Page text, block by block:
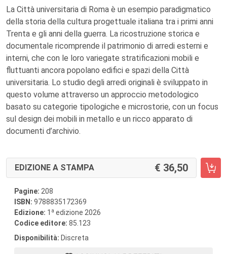
La Città universitaria di Roma è un esempio paradigmatico
della storia della cultura progettuale italiana tra i primi anni
Trenta e gli anni della guerra. La ricostruzione storica e
documentale ricomprende il patrimonio di arredi esterni e
interni, che con le loro variegate stratificazioni mobili e
fluttuanti ancora popolano edifici e spazi della Città
universitaria. Lo studio degli arredi originali è sviluppato in
questo volume attraverso un approccio metodologico
basato su categorie tipologiche e microstorie, con un focus
sul design dei mobili in metallo e un ricco apparato di
documenti d’archivio.
EDIZIONE A STAMPA 36,50
Pagine: 208
ISBN: 9788835172369
Edizione: 1 a edizione 2026
Codice editore: 85.123
Disponibilità: Discreta